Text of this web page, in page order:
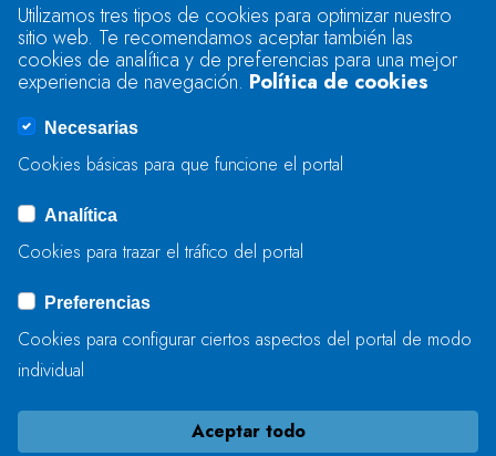
Se produjo un error al cargar el campo
"text".
Se produjo un error al cargar el campo
ENVIAR
Utilizamos tres tipos de cookies para optimizar nuestro
sitio web. Te recomendamos aceptar también las
cookies de analítica y de preferencias para una mejor
experiencia de navegación. Política de cookies
Necesarias
Cookies básicas para que funcione el portal
Analítica
Cookies para trazar el tráfico del portal
Preferencias
Cookies para configurar ciertos aspectos del portal de modo
individual
Aceptar todo